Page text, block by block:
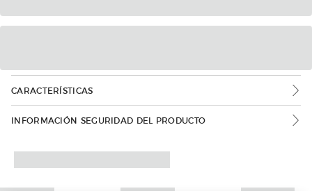
CARACTERÍSTICAS
INFORMACIÓN SEGURIDAD DEL PRODUCTO